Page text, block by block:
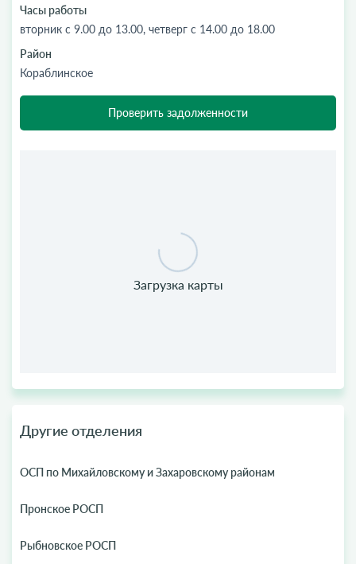
Часы работы
вторник с 9.00 до 13.00, четверг с 14.00 до 18.00
Район
Кораблинское
Проверить задолженности
Другие отделения
ОСП по Михайловскому и Захаровскому районам
Пронское РОСП
Рыбновское РОСП